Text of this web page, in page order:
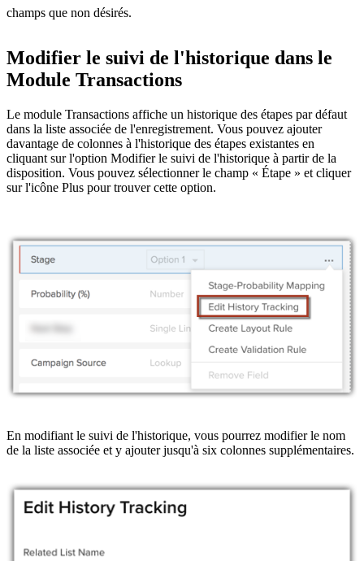
champs que non désirés.
Modifier le suivi de l'historique dans le
Module Transactions
Le module Transactions affiche un historique des étapes par défaut
dans la liste associée de l'enregistrement. Vous pouvez ajouter
davantage de colonnes à l'historique des étapes existantes en
cliquant sur l'option Modifier le suivi de l'historique à partir de la
disposition. Vous pouvez sélectionner le champ « Étape » et cliquer
sur l'icône Plus pour trouver cette option.
En modifiant le suivi de l'historique, vous pourrez modifier le nom
de la liste associée et y ajouter jusqu'à six colonnes supplémentaires.